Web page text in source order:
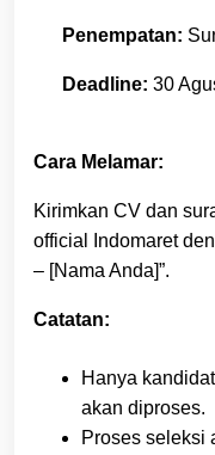
Penempatan:
Deadline: 30
Cara Melamar:
Kirimkan CV dan
official Indomaret
– [Nama Anda]”.
Catatan:
Hanya
akan diproses.
Proses seleksi